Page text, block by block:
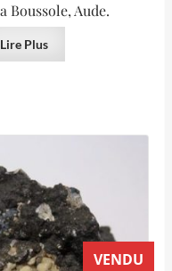
Boussole, Aude.
Lire Plus
VENDU